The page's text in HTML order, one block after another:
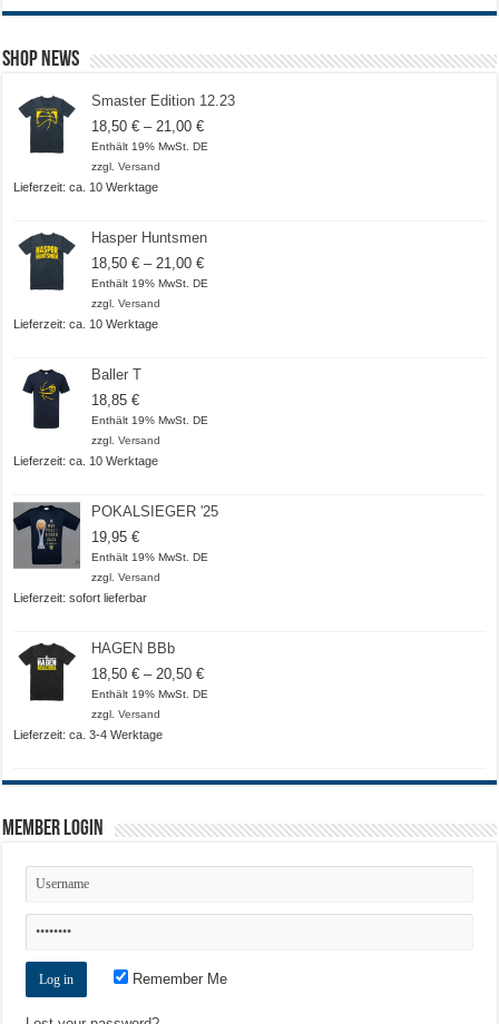
Shop News
Smaster Edition 12.23
18,50€ – 21,00€Preisspanne:
18,50 €
Enthält 19% MwSt. DE
zzgl.Versand
Lieferzeit: ca. 10 Werktage
Hasper Huntsmen
18,50€ – 21,00€Preisspanne:
18,50 €
Enthält 19% MwSt. DE
zzgl.Versand
Lieferzeit: ca. 10 Werktage
Baller T
18,85€
Enthält 19% MwSt. DE
zzgl.Versand
Lieferzeit: ca. 10 Werktage
POKALSIEGER '25
19,95€
Enthält 19% MwSt. DE
zzgl.Versand
Lieferzeit: sofort lieferbar
HAGEN BBb
18,50€ – 20,50€Preisspanne:
18,50 €
Enthält 19% MwSt. DE
zzgl.Versand
Lieferzeit: ca. 3-4 Werktage
Member Login
Remember Me